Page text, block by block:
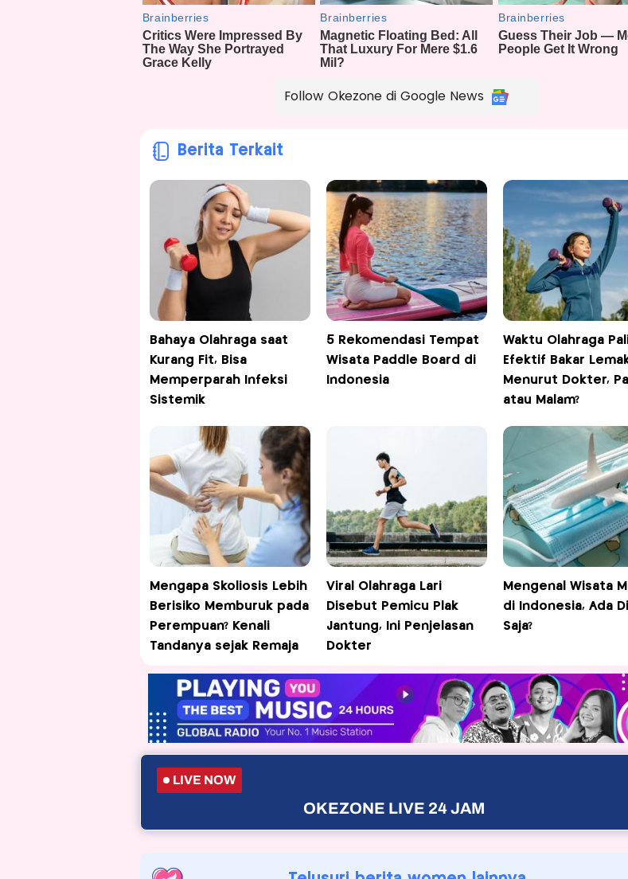
Follow Okezone di Google News
Berita Terkait
Bahaya Olahraga saat
Kurang Fit, Bisa
Memperparah Infeksi
Sistemik
5 Rekomendasi Tempat
Wisata Paddle Board di
Indonesia
Waktu Olahraga
Efektif Bakar
Menurut Dokter,
atau Malam?
Mengapa Skoliosis Lebih
Berisiko Memburuk pada
Perempuan? Kenali
Tandanya sejak Remaja
Viral Olahraga Lari
Disebut Pemicu Plak
Jantung, Ini Penjelasan
Dokter
Mengenal Wisata
di Indonesia, Ada
Saja?
LIVE NOW
OKEZONE LIVE 24 JAM